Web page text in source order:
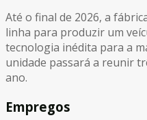
Até o final de 2026, a
linha para produzir um
tecnologia inédita para a
unidade passará a reunir
ano.
Empregos